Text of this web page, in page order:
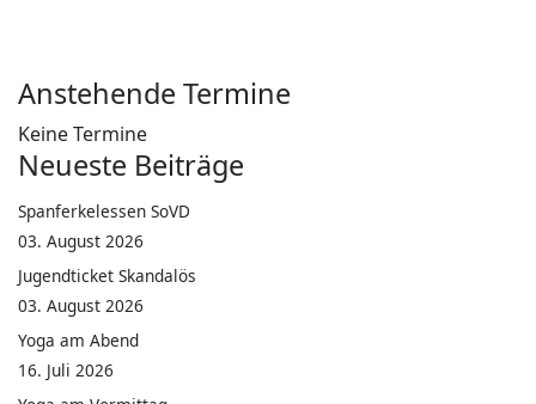
Anstehende Termine
Keine Termine
Neueste Beiträge
Spanferkelessen SoVD
03. August 2026
Jugendticket Skandalös
03. August 2026
Yoga am Abend
16. Juli 2026